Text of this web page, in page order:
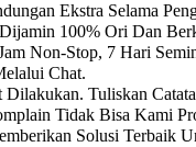
Ekstra Selama
100% Ori Dan
Non-Stop, 7 Hari
Chat.
Tuliskan
Tidak Bisa Kami
Solusi Terbaik